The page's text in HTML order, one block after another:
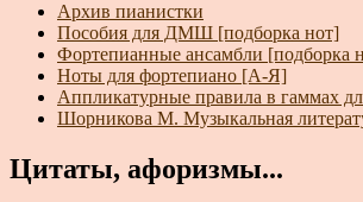
Архив пианистки
Пособия для ДМШ [подборка нот]
Фортепианные ансамбли [подборка
Ноты для фортепиано [А-Я]
Аппликатурные правила в гаммах
Шорникова М. Музыкальная
Цитаты, афоризмы...